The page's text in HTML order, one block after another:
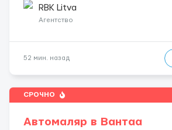
выполнение других поручений
Требования: ...
RBK Litva
Агентство
52 мин. назад
СРОЧНО
Автомаляр в Вантаа